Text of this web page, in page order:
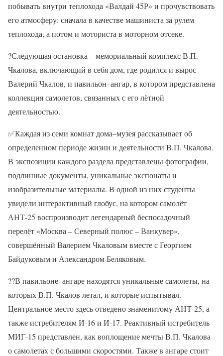
побывать внутри теплохода «Валдай 45Р» и прочувствовать
его атмосферу: сначала в качестве машиниста за рулем
теплохода, а потом и моториста в моторном отсеке.
?Следующая остановка – мемориальный комплекс В.П.
Чкалова, включающий в себя дом, где родился и вырос
Валерий Чкалов, и павильон–ангар, в котором представлена
коллекция самолетов, связанных с его лётной
деятельностью.
✅Каждая из семи комнат дома–музея рассказывает об
определенном периоде жизни и деятельности В.П. Чкалова.
В экспозиции каждого раздела представлены фотографии,
подлинные документы, уникальные экспонаты и
изобразительные материалы. В одной из них студенты
увидели интерактивный глобус, на котором самолёт
АНТ-25 воспроизводит легендарный беспосадочный
перелёт «Москва – Северный полюс – Ванкувер»,
совершённый Валерием Чкаловым вместе с Георгием
Байдуковым и Александром Беляковым.
??В павильоне–ангаре находятся уникальные самолеты, на
которых В.П. Чкалов летал, и которые испытывал.
Центральное место здесь отведено знаменитому АНТ-25, а
также истребителям И-16 и И-17. Реактивный истребитель
МИГ-15 представлен, как воплощение мечты В.П. Чкалова
о самолетах с большими скоростями. Также в ангаре стоит